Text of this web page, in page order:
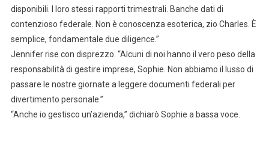
disponibili. I loro stessi rapporti trimestrali. Banche dati di
contenzioso federale. Non è conoscenza esoterica, zio Charles. È
semplice, fondamentale due diligence.”
Jennifer rise con disprezzo. “Alcuni di noi hanno il vero peso della
responsabilità di gestire imprese, Sophie. Non abbiamo il lusso di
passare le nostre giornate a leggere documenti federali per
divertimento personale.”
“Anche io gestisco un’azienda,” dichiarò Sophie a bassa voce.